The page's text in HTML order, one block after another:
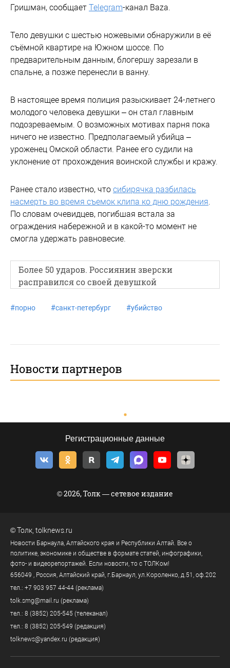
Гришман, сообщает Telegram-канал Baza.
Тело девушки с шестью ножевыми обнаружили в её
съёмной квартире на Южном шоссе. По
предварительным данным, блогершу зарезали в
спальне, а позже перенесли в ванну.
В настоящее время полиция разыскивает 24-летнего
молодого человека девушки – он стал главным
подозреваемым. О возможных мотивах парня пока
ничего не известно. Предполагаемый убийца –
уроженец Омской области. Ранее его судили на
уклонение от прохождения воинской службы и кражу.
Ранее стало известно, что сибирячка разбилась
насмерть во время съемок клипа ко дню рождения.
По словам очевидцев, погибшая встала за
ограждения набережной и в какой-то момент не
смогла удержать равновесие.
Более 50 ударов. Россиянин зверски
расправился со своей девушкой
#порно #санкт-петербург #убийство
Новости партнеров
Регистрационные данные
© 2026, Толк — сетевое издание
©Толк tolknews.ru
Новости Барнаула, Алтайского края и Республики Алтай. Все о
политике, экономике и обществе в формате статей, инфографики,
фото- и видеорепортажей. Если новости, то с ТОЛКом!
656049 , Россия, Алтайский край, г.Барнаул, ул.Короленко, д.51, оф.202
тел.: +7 903 957 44-44 (реклама)
tolk.smg@mail.ru (реклама)
тел.: 8 (3852) 205-545 (телеканал)
тел.: 8 (3852) 205-549 (редакция)
tolknews@yandex.ru (редакция)